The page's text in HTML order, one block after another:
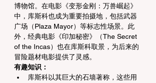
博物馆。在电影《变形金刚：万兽崛起》
中，库斯科也成为重要拍摄地，包括武器
广场（Plaza Mayor）等标志性场景。此
外，经典电影《印加秘密》（The Secret
of the Incas）也在库斯科取景，为后来的
冒险题材电影提供了灵感。
有趣知识：
库斯科以其巨大的石墙著称，这些用